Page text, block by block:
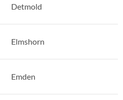
Detmold
Elmshorn
Emden